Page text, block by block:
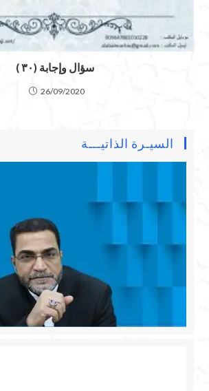
سؤال وإجابة (٣٠ )
26/09/2020
السيـرة الذاتيـــة